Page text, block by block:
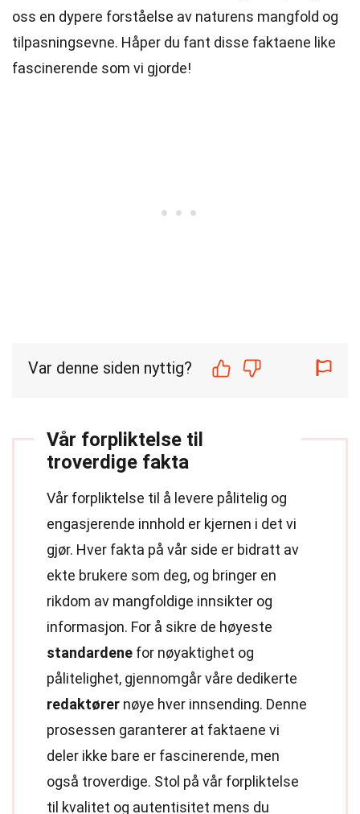
oss en dypere forståelse av naturens mangfold og
tilpasningsevne. Håper du fant disse faktaene like
fascinerende som vi gjorde!
Var denne siden nyttig?
Vår forpliktelse til
troverdige fakta
Vår forpliktelse til å levere pålitelig og
engasjerende innhold er kjernen i det vi
gjør. Hver fakta på vår side er bidratt av
ekte brukere som deg, og bringer en
rikdom av mangfoldige innsikter og
informasjon. For å sikre de høyeste
standardene for nøyaktighet og
pålitelighet, gjennomgår våre dedikerte
redaktører nøye hver innsending. Denne
prosessen garanterer at faktaene vi
deler ikke bare er fascinerende, men
også troverdige. Stol på vår forpliktelse
til kvalitet og autentisitet mens du